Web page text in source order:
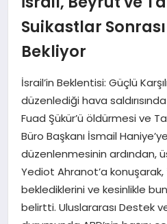
GÜNDEM
MAGAZIN
SAĞLIK
TEKNOLOJI
Suikastlar
Bekliyor
İsrail’in Beklentisi: Güçlü
düzenlediği hava
Fuad Şükür’ü öldürmesi ve
Büro Başkanı İsmail
düzenlenmesinin ardından,
Yediot Ahranot’a konuşarak,
beklediklerini ve kesinlikle
belirtti. Uluslararası Destek